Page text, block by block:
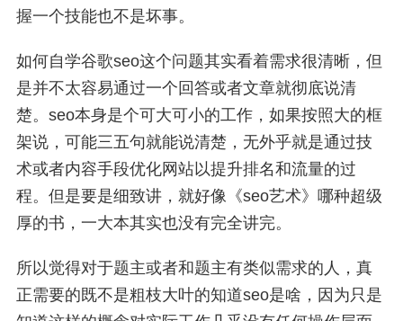
握一个技能也不是坏事。
如何自学谷歌seo这个问题其实看着需求很清晰，但
是并不太容易通过一个回答或者文章就彻底说清
楚。seo本身是个可大可小的工作，如果按照大的框
架说，可能三五句就能说清楚，无外乎就是通过技
术或者内容手段优化网站以提升排名和流量的过
程。但是要是细致讲，就好像《seo艺术》哪种超级
厚的书，一大本其实也没有完全讲完。
所以觉得对于题主或者和题主有类似需求的人，真
正需要的既不是粗枝大叶的知道seo是啥，因为只是